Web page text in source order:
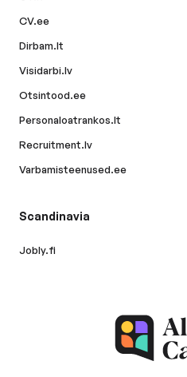
CV.ee
Dirbam.lt
Visidarbi.lv
Otsintood.ee
Personaloatrankos.lt
Recruitment.lv
Varbamisteenused.ee
Scandinavia
Jobly.fi